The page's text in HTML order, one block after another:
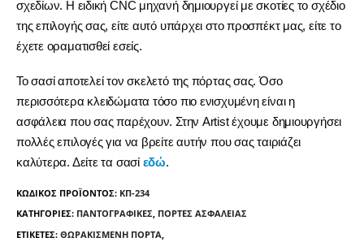
σχεδίων. Η ειδική CNC μηχανή δημιουργεί με σκοτίες το σχέδιο
της επιλογής σας, είτε αυτό υπάρχει στο προσπέκτ μας, είτε το
έχετε οραματισθεί εσείς.
Το σασί αποτελεί τον σκελετό της πόρτας σας. Όσο
περισσότερα κλειδώματα τόσο πιο ενισχυμένη είναι η
ασφάλεια που σας παρέχουν. Στην Artist έχουμε δημιουργήσει
πολλές επιλογές για να βρείτε αυτήν που σας ταιριάζει
καλύτερα. Δείτε τα σασί εδώ.
ΚΩΔΙΚΌΣ ΠΡΟΪΌΝΤΟΣ: ΚΠ-234
ΚΑΤΗΓΟΡΊΕΣ: ΠΑΝΤΟΓΡΑΦΙΚΈΣ, ΠΌΡΤΕΣ ΑΣΦΑΛΕΊΑΣ
ΕΤΙΚΈΤΕΣ: ΘΩΡΑΚΙΣΜΈΝΗ ΠΌΡΤΑ,